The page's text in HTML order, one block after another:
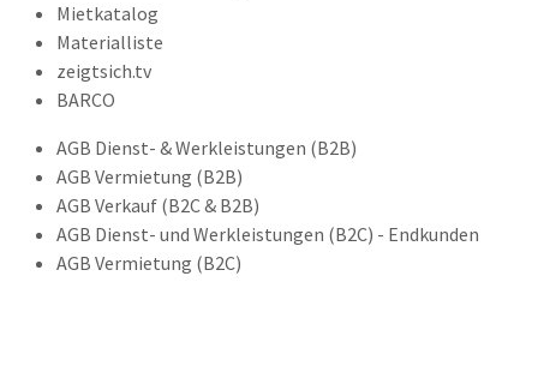
Mietkatalog
Materialliste
zeigtsich.tv
BARCO
AGB Dienst- & Werkleistungen (B2B)
AGB Vermietung (B2B)
AGB Verkauf (B2C & B2B)
AGB Dienst- und Werkleistungen (B2C) - Endkunden
AGB Vermietung (B2C)